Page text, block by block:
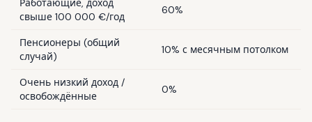
Работающие, доход
свыше 100 000 €/год
60%
Пенсионеры (общий
случай)
10% с месячным потолком
Очень низкий доход /
освобождённые
0%